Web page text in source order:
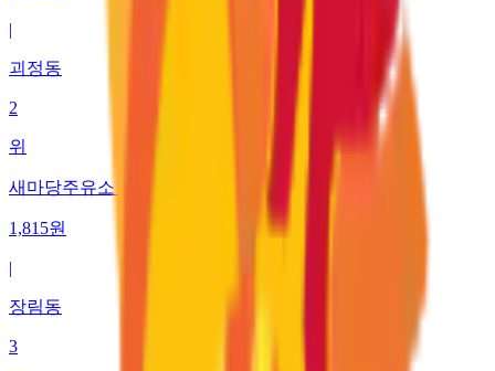
|
괴정동
2
위
새마당주유소 (주)지오에너지
1,815원
|
장림동
3